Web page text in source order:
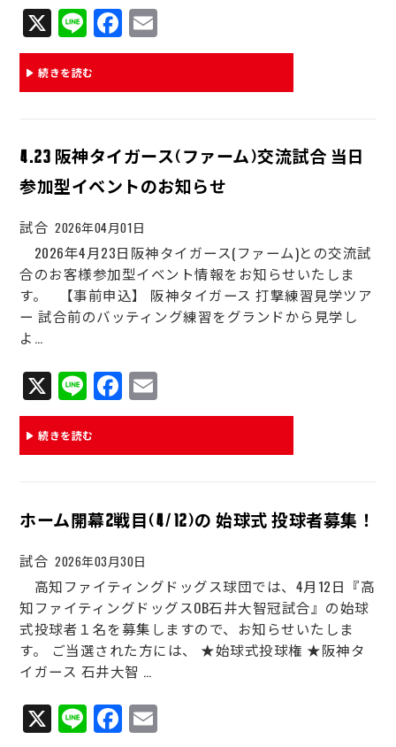
X Li
ne
Fa
ce m
続きを読む
4.23 阪神タイガース(ファーム)交流試合 当日
参加型イベントのお知らせ
試合 2026年04月01日
2026年4月23日阪神タイガース(ファーム)との交流試
合のお客様参加型イベント情報をお知らせいたしま
す。 【事前申込】 阪神タイガース 打撃練習見学ツア
ー 試合前のバッティング練習をグランドから見学し
よ…
X Li
ne
Fa
ce m
続きを読む
ホーム開幕2戦目(4/12)の 始球式 投球者募集！
試合 2026年03月30日
高知ファイティングドッグス球団では、4月12日『高
知ファイティングドッグスOB石井大智冠試合』の始球
式投球者１名を募集しますので、お知らせいたしま
す。 ご当選された方には、 ★始球式投球権 ★阪神タ
イガース 石井大智 …
X Li Fa